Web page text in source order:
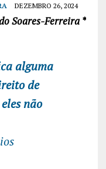
DEZEMBRO 26, 2024
Soares-Ferreira *
alguma
de
não